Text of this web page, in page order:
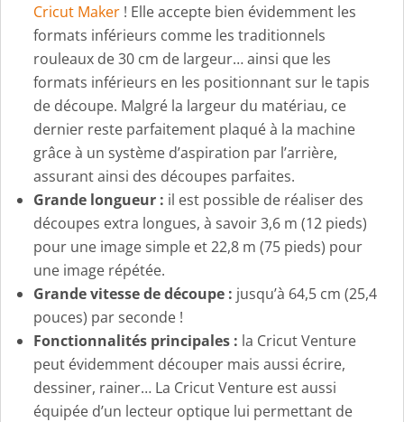
Cricut Maker ! Elle accepte bien évidemment les
formats inférieurs comme les traditionnels
rouleaux de 30 cm de largeur… ainsi que les
formats inférieurs en les positionnant sur le tapis
de découpe. Malgré la largeur du matériau, ce
dernier reste parfaitement plaqué à la machine
grâce à un système d’aspiration par l’arrière,
assurant ainsi des découpes parfaites.
Grande longueur : il est possible de réaliser des
découpes extra longues, à savoir 3,6 m (12 pieds)
pour une image simple et 22,8 m (75 pieds) pour
une image répétée.
Grande vitesse de découpe : jusqu’à 64,5 cm (25,4
pouces) par seconde !
Fonctionnalités principales : la Cricut Venture
peut évidemment découper mais aussi écrire,
dessiner, rainer… La Cricut Venture est aussi
équipée d’un lecteur optique lui permettant de